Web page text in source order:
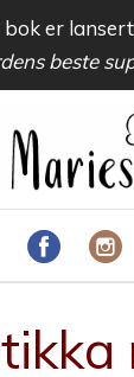
bok er
beste